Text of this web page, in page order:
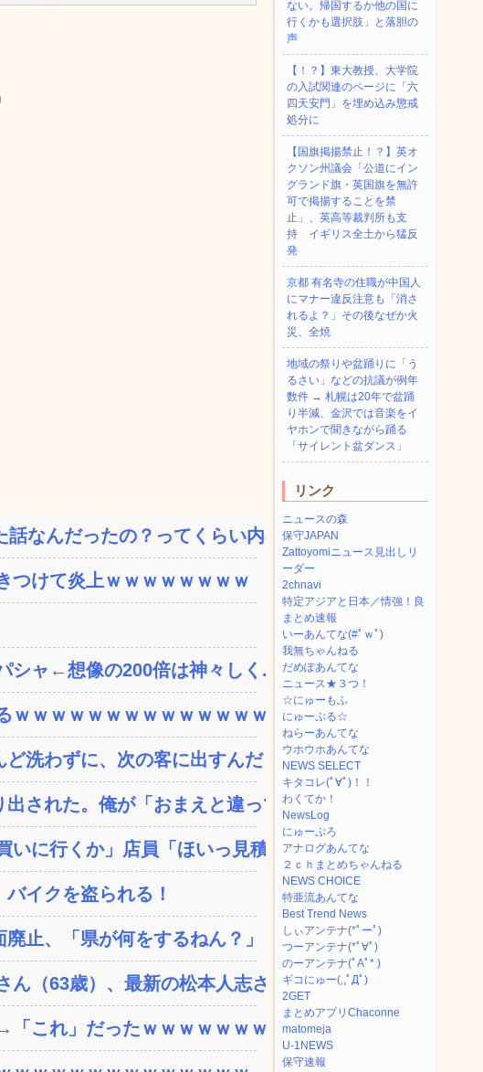
話なんだったの？ってくらい内容...
つけて炎上ｗｗｗｗｗｗｗｗ
シャ←想像の200倍は神々しく...
ｗｗｗｗｗｗｗｗｗｗｗｗｗｗｗ...
洗わずに、次の客に出すんだ！ ...
された。俺が「おまえと違って浮...
いに行くか」店員「ほいっ見積も...
イクを盗られる！
止、「県が何をするねん？」と存...
ん（63歳）、最新の松本人志さ...
「これ」だったｗｗｗｗｗｗｗ
ない。帰国するか他の国に
行くかも選択肢」と落胆の
声
【！？】東大教授、大学院
の入試関連のページに「六
四天安門」を埋め込み懲戒
処分に
【国旗掲揚禁止！？】英オ
クソン州議会「公道にイン
グランド旗・英国旗を無許
可で掲揚することを禁
止」、英高等裁判所も支
持 イギリス全土から猛反
発
京都 有名寺の住職が中国人
にマナー違反注意も「消さ
れるよ？」その後なぜか火
災、全焼
地域の祭りや盆踊りに「う
るさい」などの抗議が例年
数件 → 札幌は20年で盆踊
り半減、金沢では音楽をイ
ヤホンで聞きながら踊る
「サイレント盆ダンス」
リンク
ニュースの森
保守JAPAN
Zattoyomiニュース見出しリ
ーダー
2chnavi
特定アジアと日本／情強！良
まとめ速報
いーあんてな(#ﾟｗﾟ)
我無ちゃんねる
だめぽあんてな
ニュース★３つ！
☆にゅーもふ
にゅーぷる☆
ねらーあんてな
ウホウホあんてな
NEWS SELECT
キタコレ(ﾟ∀ﾟ)！！
わくてか！
NewsLog
にゅーぷろ
アナログあんてな
２ｃｈまとめちゃんねる
NEWS CHOICE
特亜流あんてな
Best Trend News
しぃアンテナ(*ﾟーﾟ)
つーアンテナ(*ﾟ∀ﾟ)
のーアンテナ(ﾟAﾟ* )
ギコにゅー(,,ﾟДﾟ)
2GET
まとめアプリChaconne
matomeja
U-1NEWS
保守速報